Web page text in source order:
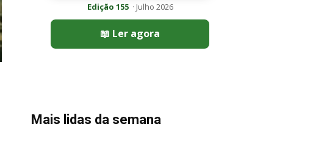
Edição 155· Julho 2026
📖 Ler agora
Mais lidas da semana